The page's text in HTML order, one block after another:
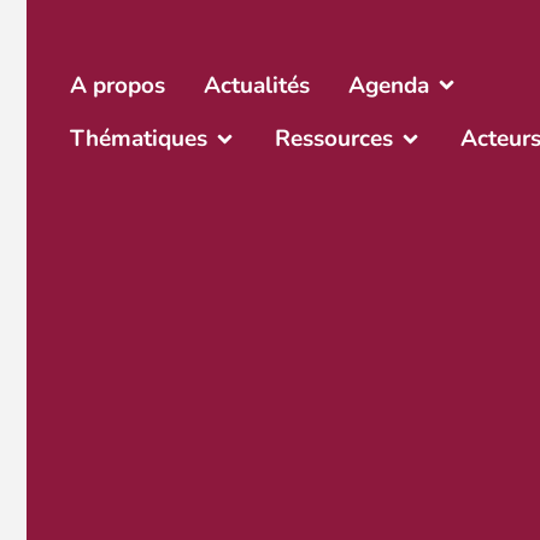
A propos Actualités
Agenda
Thématiques
Ressources Acteurs